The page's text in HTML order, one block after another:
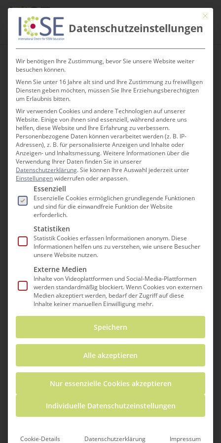
Skip
content
search
All Posts By
Chrissi Fischer
Education 3D
– 3D-Druck
Fahrradmodell
Interdisziplinärer Unterricht
Physik,Sachunterricht,Technik,Unterricht
Hier finden Sie die 3D-Dateien für ein
Fahrradmodell, sowie eine Anleitung, wie
es mit gängigen 3D-Druckern gedruckt
Mit
Datenschutzeinstellungen
Wir benötigen Ihre Zustimmung, bevor Sie unsere Website weiter
besuchen können.
Wenn Sie unter 16 Jahre alt sind und Ihre Zustimmung zu freiwilligen
Diensten geben möchten, müssen Sie Ihre Erziehungsberechtigten
um Erlaubnis bitten.
Wir verwenden Cookies und andere Technologien auf unserer
Website. Einige von ihnen sind essenziell, während andere uns
helfen, diese Website und Ihre Erfahrung zu verbessern.
Personenbezogene Daten können verarbeitet werden (z. B. IP-
Adressen), z. B. für personalisierte Anzeigen und Inhalte oder
Anzeigen- und Inhaltsmessung.Weitere Informationen über die
Verwendung Ihrer Daten finden Sie in unserer
Datenschutzerklärung.Sie können Ihre Auswahl jederzeit unter
Einstellungenwiderrufen oder anpassen.
Es folgt eine Liste der Service-Gruppen, für die
Essenziell
Essenzielle Cookies ermöglichen grundlegende Funktionen
und sind für die einwandfreie Funktion der Website
erforderlich.
Statistiken
Statistik Cookies erfassen Informationen anonym. Diese
Informationen helfen uns zu verstehen, wie unsere Besucher
unsere Website nutzen.
Externe Medien
Inhalte von Videoplattformen und Social-Media-Plattformen
werden standardmäßig blockiert. Wenn Cookies von externen
Medien akzeptiert werden, bedarf der Zugriff auf diese
Inhalte keiner manuellen Einwilligung mehr.
Speichern
Alle akzeptieren
Nur essenzielle Cookies akzeptieren
Individuelle Datenschutzeinstellungen
Cookie-Details Datenschutzerklärung Impressum